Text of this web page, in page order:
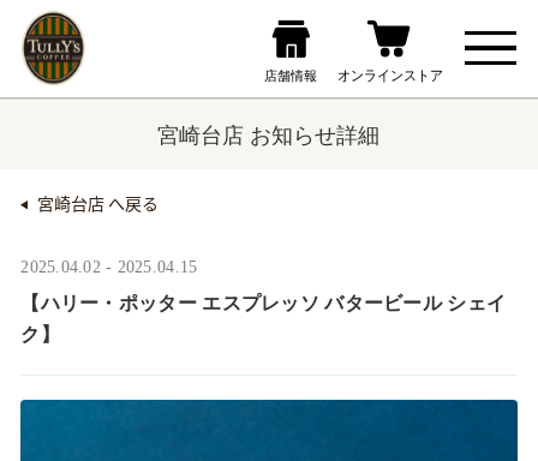
宮崎台店 お知らせ詳細
宮崎台店 へ戻る
2025.04.02 - 2025.04.15
【ハリー・ポッター エスプレッソ バタービール シェイ
ク】